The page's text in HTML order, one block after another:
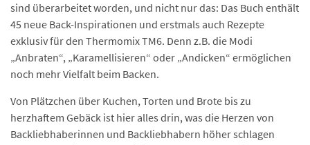
sind überarbeitet worden, und nicht nur das: Das Buch enthält
45 neue Back-Inspirationen und erstmals auch Rezepte
exklusiv für den Thermomix TM6. Denn z.B. die Modi
„Anbraten“, „Karamellisieren“ oder „Andicken“ ermöglichen
noch mehr Vielfalt beim Backen.
Von Plätzchen über Kuchen, Torten und Brote bis zu
herzhaftem Gebäck ist hier alles drin, was die Herzen von
Backliebhaberinnen und Backliebhabern höher schlagen